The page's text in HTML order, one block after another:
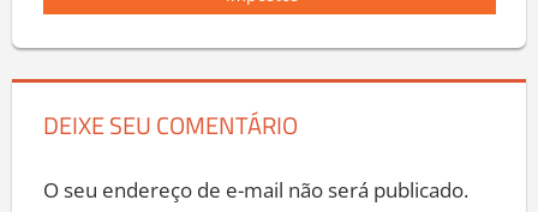
DEIXE SEU COMENTÁRIO
O seu endereço de e-mail não será publicado.